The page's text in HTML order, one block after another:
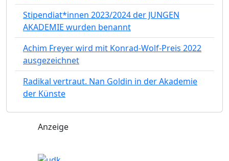
Stipendiat*innen 2023/2024 der JUNGEN
AKADEMIE wurden benannt
Achim Freyer wird mit Konrad-Wolf-Preis 2022
ausgezeichnet
Radikal vertraut. Nan Goldin in der Akademie
der Künste
Anzeige